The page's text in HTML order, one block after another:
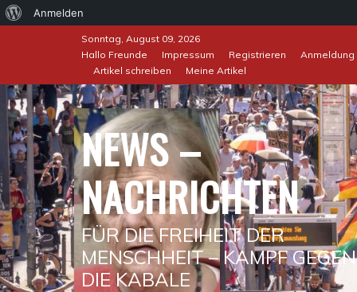
Über
Anmelden
Sonntag, August 09, 2026
Hallo Freunde
Impressum Registrieren Anmeldung
Artikel schreiben
Meine Artikel
NEWS –
NACHRICHTEN
FÜR DIE FREIHEIT DER
MENSCHHEIT – KAMPF GEGEN
DIE KABALE